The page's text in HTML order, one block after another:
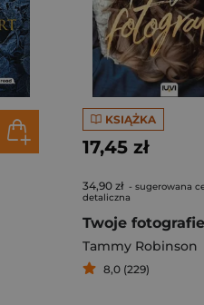
KSIĄŻKA
17,45 zł
34,90 zł - sugerowana
detaliczna
Twoje fotografie
Tammy Robinson
8,0 (229)